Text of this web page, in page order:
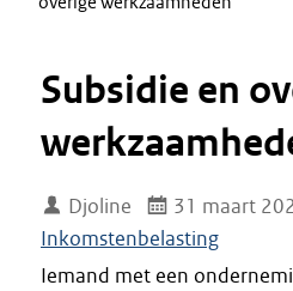
Subsidie en
Djoline 31 maart
Inkomstenbelasting
Iemand met een